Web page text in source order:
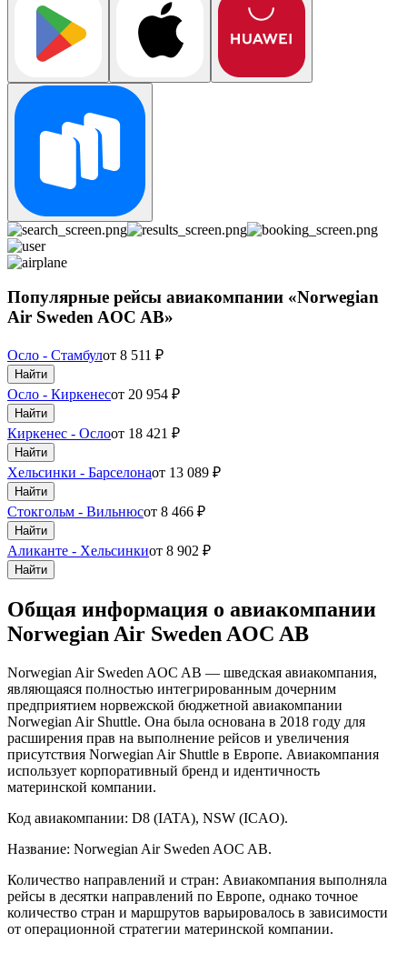
Популярные рейсы авиакомпании «Norwegian
Air Sweden AOC AB»
Осло - Стамбулот 8 511 ₽
Найти
Осло - Киркенесот 20 954 ₽
Найти
Киркенес - Ослоот 18 421 ₽
Найти
Хельсинки - Барселонаот 13 089 ₽
Найти
Стокгольм - Вильнюсот 8 466 ₽
Найти
Аликанте - Хельсинкиот 8 902 ₽
Найти
Общая информация о авиакомпании
Norwegian Air Sweden AOC AB
Norwegian Air Sweden AOC AB — шведская авиакомпания,
являющаяся полностью интегрированным дочерним
предприятием норвежской бюджетной авиакомпании
Norwegian Air Shuttle. Она была основана в 2018 году для
расширения прав на выполнение рейсов и увеличения
присутствия Norwegian Air Shuttle в Европе. Авиакомпания
использует корпоративный бренд и идентичность
материнской компании.
Код авиакомпании: D8 (IATA), NSW (ICAO).
Название: Norwegian Air Sweden AOC AB.
Количество направлений и стран: Авиакомпания выполняла
рейсы в десятки направлений по Европе, однако точное
количество стран и маршрутов варьировалось в зависимости
от операционной стратегии материнской компании.